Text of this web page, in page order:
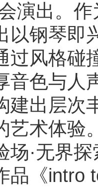
演出。
以钢琴即
过风格碰
音色与人
建出层次
艺术体验
场·无界
品《intro